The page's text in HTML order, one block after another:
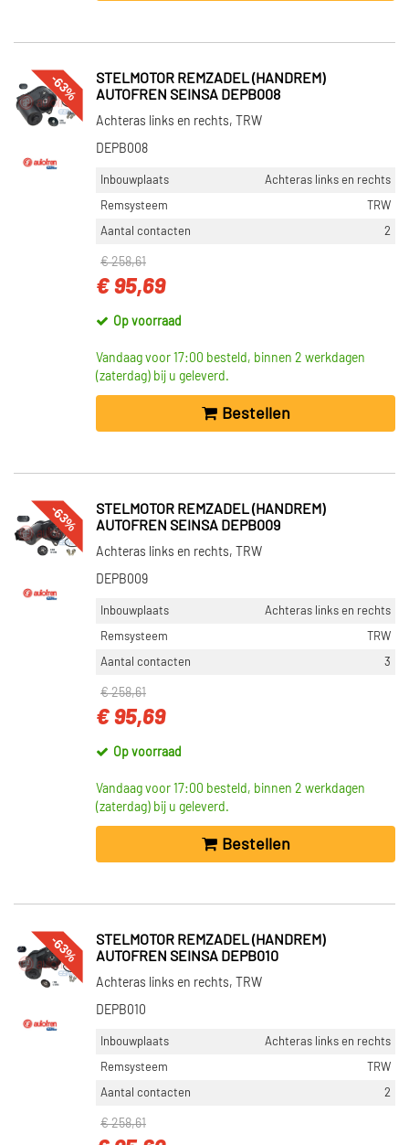
-63%
STELMOTOR REMZADEL (HANDREM)
AUTOFREN SEINSA DEPB008
Achteras links en rechts, TRW
DEPB008
Inbouwplaats
Achteras links en rechts
Remsysteem
TRW
Aantal contacten
2
€ 258,61
€ 95,69
Op voorraad
Vandaag voor 17:00 besteld, binnen 2 werkdagen
(zaterdag) bij u geleverd.
Bestellen
-63%
STELMOTOR REMZADEL (HANDREM)
AUTOFREN SEINSA DEPB009
Achteras links en rechts, TRW
DEPB009
Inbouwplaats
Achteras links en rechts
Remsysteem
TRW
Aantal contacten
3
€ 258,61
€ 95,69
Op voorraad
Vandaag voor 17:00 besteld, binnen 2 werkdagen
(zaterdag) bij u geleverd.
Bestellen
-63%
STELMOTOR REMZADEL (HANDREM)
AUTOFREN SEINSA DEPB010
Achteras links en rechts, TRW
DEPB010
Inbouwplaats
Achteras links en rechts
Remsysteem
TRW
Aantal contacten
2
€ 258,61